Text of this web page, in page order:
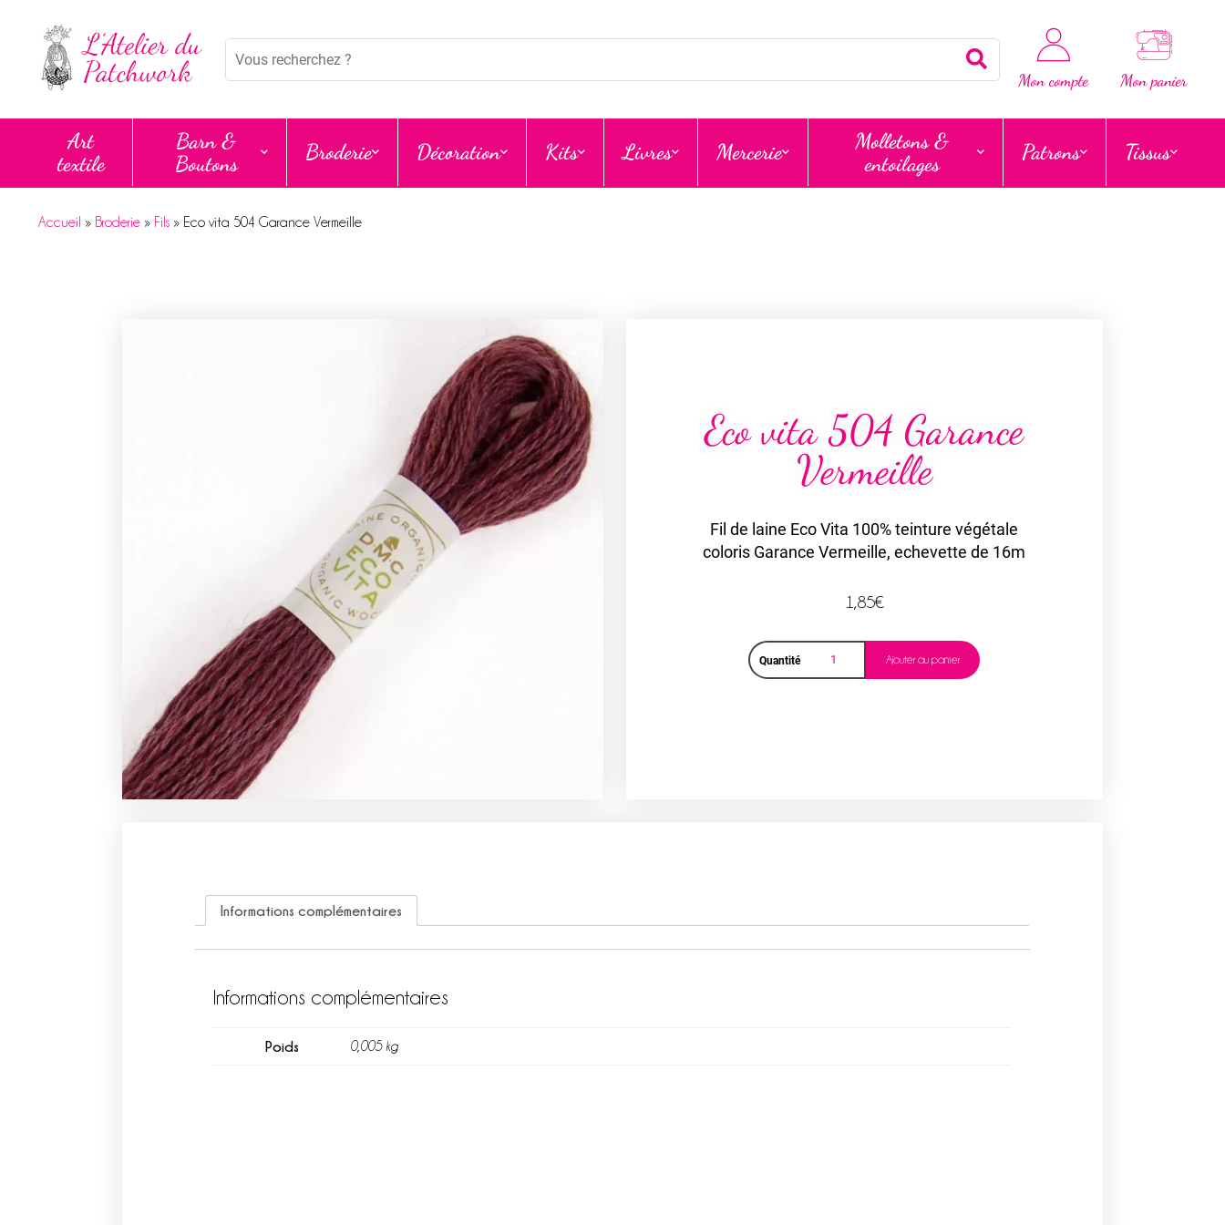
Mots
Rechercher
Mon compte Mon panier
Art
textile
Barn &
Boutons
Broderie Décoration Kits Livres Mercerie
Molletons &
entoilages
Patrons Tissus
Accueil » Broderie » Fils » Eco vita 504 Garance Vermeille
Eco vita 504 Garance
Vermeille
Fil de laine Eco Vita 100% teinture végétale
coloris Garance Vermeille, echevette de 16m
1,85€
Quantité Ajouter au panier
Informations complémentaires
Informations complémentaires
Poids 0,005 kg